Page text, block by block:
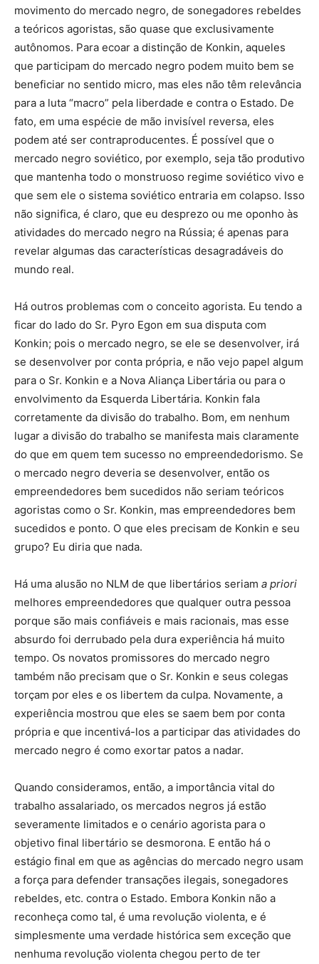
movimento do mercado negro, de sonegadores rebeldes
a teóricos agoristas, são quase que exclusivamente
autônomos. Para ecoar a distinção de Konkin, aqueles
que participam do mercado negro podem muito bem se
beneficiar no sentido micro, mas eles não têm relevância
para a luta “macro” pela liberdade e contra o Estado. De
fato, em uma espécie de mão invisível reversa, eles
podem até ser contraproducentes. É possível que o
mercado negro soviético, por exemplo, seja tão produtivo
que mantenha todo o monstruoso regime soviético vivo e
que sem ele o sistema soviético entraria em colapso. Isso
não significa, é claro, que eu desprezo ou me oponho às
atividades do mercado negro na Rússia; é apenas para
revelar algumas das características desagradáveis do
mundo real.
Há outros problemas com o conceito agorista. Eu tendo a
ficar do lado do Sr. Pyro Egon em sua disputa com
Konkin; pois o mercado negro, se ele se desenvolver, irá
se desenvolver por conta própria, e não vejo papel algum
para o Sr. Konkin e a Nova Aliança Libertária ou para o
envolvimento da Esquerda Libertária. Konkin fala
corretamente da divisão do trabalho. Bom, em nenhum
lugar a divisão do trabalho se manifesta mais claramente
do que em quem tem sucesso no empreendedorismo. Se
o mercado negro deveria se desenvolver, então os
empreendedores bem sucedidos não seriam teóricos
agoristas como o Sr. Konkin, mas empreendedores bem
sucedidos e ponto. O que eles precisam de Konkin e seu
grupo? Eu diria que nada.
Há uma alusão no NLM de que libertários seriam a priori
melhores empreendedores que qualquer outra pessoa
porque são mais confiáveis e mais racionais, mas esse
absurdo foi derrubado pela dura experiência há muito
tempo. Os novatos promissores do mercado negro
também não precisam que o Sr. Konkin e seus colegas
torçam por eles e os libertem da culpa. Novamente, a
experiência mostrou que eles se saem bem por conta
própria e que incentivá-los a participar das atividades do
mercado negro é como exortar patos a nadar.
Quando consideramos, então, a importância vital do
trabalho assalariado, os mercados negros já estão
severamente limitados e o cenário agorista para o
objetivo final libertário se desmorona. E então há o
estágio final em que as agências do mercado negro usam
a força para defender transações ilegais, sonegadores
rebeldes, etc. contra o Estado. Embora Konkin não a
reconheça como tal, é uma revolução violenta, e é
simplesmente uma verdade histórica sem exceção que
nenhuma revolução violenta chegou perto de ter